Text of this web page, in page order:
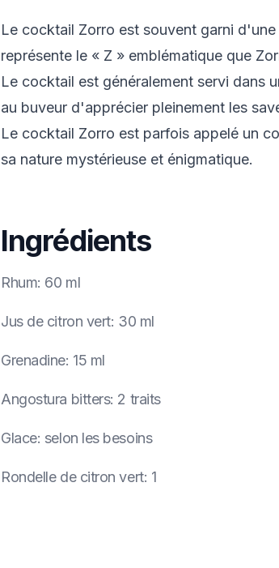
Le cocktail Zorro est souvent garni
représente le « Z » emblématique que
Le cocktail est généralement servi dans
au buveur d'apprécier pleinement les
Le cocktail Zorro est parfois appelé un
sa nature mystérieuse et énigmatique.
Ingrédients
Rhum: 60 ml
Jus de citron vert: 30 ml
Grenadine: 15 ml
Angostura bitters: 2 traits
Glace: selon les besoins
Rondelle de citron vert: 1